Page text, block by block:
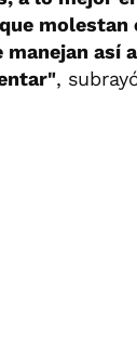
manejan así
,